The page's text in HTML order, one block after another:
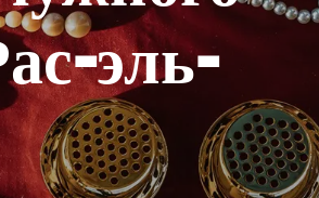
Валдорф Астория Рас-эль-Хайма
эль-